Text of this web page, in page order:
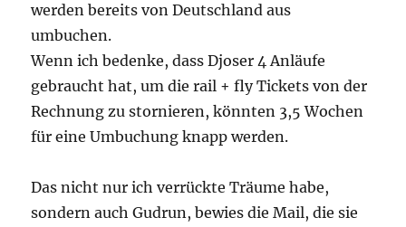
werden bereits von Deutschland aus
umbuchen.
Wenn ich bedenke, dass Djoser 4 Anläufe
gebraucht hat, um die rail + fly Tickets von der
Rechnung zu stornieren, könnten 3,5 Wochen
für eine Umbuchung knapp werden.
Das nicht nur ich verrückte Träume habe,
sondern auch Gudrun, bewies die Mail, die sie